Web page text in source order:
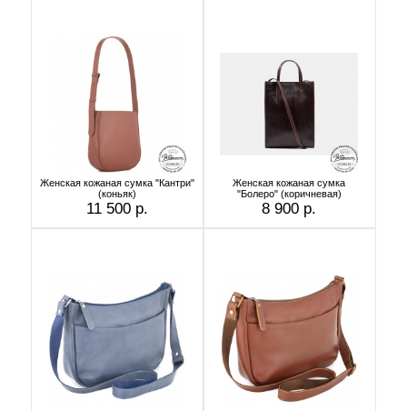
Женская кожаная сумка "Кантри"
(коньяк)
11 500 р.
Женская кожаная сумка
"Болеро" (коричневая)
8 900 р.